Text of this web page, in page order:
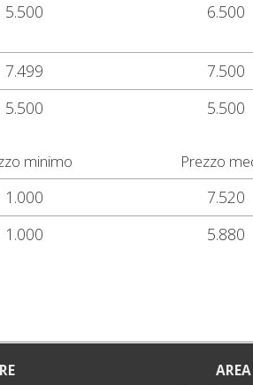
5.500 6.500
7.499 7.500
5.500 5.500
minimo Prezzo
1.000 7.520
1.000 5.880